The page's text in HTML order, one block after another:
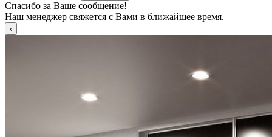
Спасибо за Ваше сообщение!
Наш менеджер свяжется с Вами в ближайшее время.